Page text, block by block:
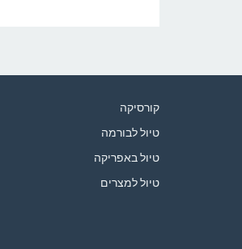
קורסיקה
טיול לבורמה
טיול באפריקה
טיול למצרים